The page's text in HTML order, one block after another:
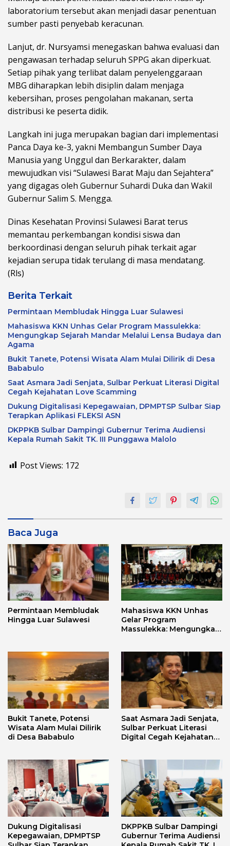
laboratorium tersebut akan menjadi dasar penentuan
sumber pasti penyebab keracunan.
Lanjut, dr. Nursyamsi menegaskan bahwa evaluasi dan
pengawasan terhadap seluruh SPPG akan diperkuat.
Setiap pihak yang terlibat dalam penyelenggaraan
MBG diharapkan lebih disiplin dalam menjaga
kebersihan, proses pengolahan makanan, serta
distribusi ke peserta didik.
Langkah ini juga merupakan bagian dari implementasi
Panca Daya ke-3, yakni Membangun Sumber Daya
Manusia yang Unggul dan Berkarakter, dalam
mewujudkan visi “Sulawesi Barat Maju dan Sejahtera”
yang digagas oleh Gubernur Suhardi Duka dan Wakil
Gubernur Salim S. Mengga.
Dinas Kesehatan Provinsi Sulawesi Barat terus
memantau perkembangan kondisi siswa dan
berkoordinasi dengan seluruh pihak terkait agar
kejadian serupa tidak terulang di masa mendatang.
(Rls)
Berita Terkait
Permintaan Membludak Hingga Luar Sulawesi
Mahasiswa KKN Unhas Gelar Program Massulekka:
Mengungkap Sejarah Mandar Melalui Lensa Budaya dan
Agama
Bukit Tanete, Potensi Wisata Alam Mulai Dilirik di Desa
Bababulo
Saat Asmara Jadi Senjata, Sulbar Perkuat Literasi Digital
Cegah Kejahatan Love Scamming
Dukung Digitalisasi Kepegawaian, DPMPTSP Sulbar Siap
Terapkan Aplikasi FLEKSI ASN
DKPPKB Sulbar Dampingi Gubernur Terima Audiensi
Kepala Rumah Sakit TK. III Punggawa Malolo
Post Views: 172
Baca Juga
Permintaan Membludak
Hingga Luar Sulawesi
Mahasiswa KKN Unhas
Gelar Program
Massulekka: Mengungkap
Bukit Tanete, Potensi
Wisata Alam Mulai Dilirik
di Desa Bababulo
Saat Asmara Jadi Senjata,
Sulbar Perkuat Literasi
Digital Cegah Kejahatan
Dukung Digitalisasi
Kepegawaian, DPMPTSP
DKPPKB Sulbar Dampingi
Gubernur Terima Audiensi